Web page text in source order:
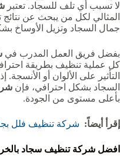
لا تسبب أي تلف للسجاد. تعتبر
المثالي لكل من يبحث عن
جمال السجاد وتزيل الأوساخ
بفضل فريق العمل المدرب في
كل عملية تنظيف بطريقة
التأثير على الألوان أو
السجاد بشكل احترافي، فإن
بأعلى مستوى من الجودة.
إقرأ أيضاً: شركة تنظيف فلل
افضل شركة تنظيف سجاد